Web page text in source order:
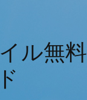
ル無料